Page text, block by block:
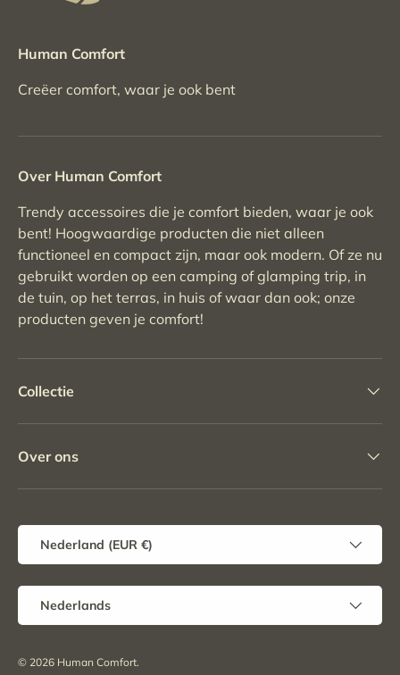
Human Comfort
Creëer comfort, waar je ook bent
Over Human Comfort
Trendy accessoires die je comfort bieden, waar je ook
bent! Hoogwaardige producten die niet alleen
functioneel en compact zijn, maar ook modern. Of ze nu
gebruikt worden op een camping of glamping trip, in
de tuin, op het terras, in huis of waar dan ook; onze
producten geven je comfort!
Collectie
Over ons
Land/Regio
Nederland (EUR €)
Taal
Nederlands
© 2026 Human Comfort.